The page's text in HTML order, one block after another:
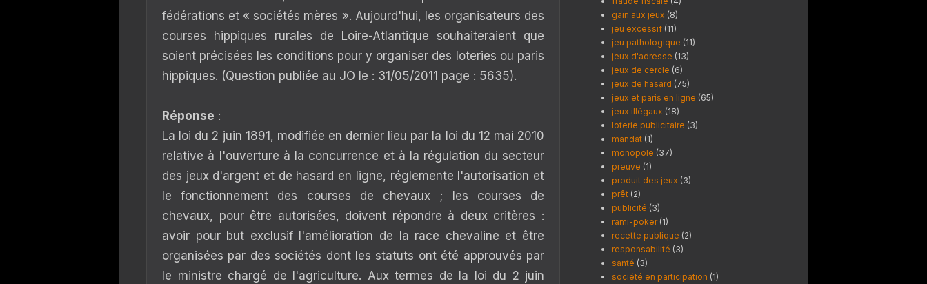
fédérations et « sociétés mères ». Aujourd'hui, les organisateurs des
courses hippiques rurales de Loire-Atlantique souhaiteraient que
soient précisées les conditions pour y organiser des loteries ou paris
hippiques. (Question publiée au JO le : 31/05/2011 page : 5635).
Réponse :
La loi du 2 juin 1891, modifiée en dernier lieu par la loi du 12 mai 2010
relative à l'ouverture à la concurrence et à la régulation du secteur
des jeux d'argent et de hasard en ligne, réglemente l'autorisation et
le fonctionnement des courses de chevaux ; les courses de
chevaux, pour être autorisées, doivent répondre à deux critères :
avoir pour but exclusif l'amélioration de la race chevaline et être
organisées par des sociétés dont les statuts ont été approuvés par
le ministre chargé de l'agriculture. Aux termes de la loi du 2 juin
gain aux jeux (8)
jeu excessif (11)
jeu pathologique (11)
jeux d'adresse (13)
jeux de cercle (6)
jeux de hasard (75)
jeux et paris en ligne (65)
jeux illégaux (18)
loterie publicitaire (3)
mandat (1)
monopole (37)
preuve (1)
produit des jeux (3)
prêt (2)
publicité (3)
rami-poker (1)
recette publique (2)
responsabilité (3)
santé (3)
société en participation (1)